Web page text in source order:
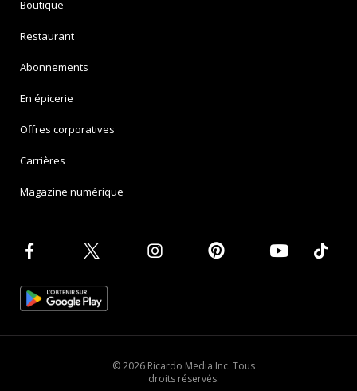
Boutique
Restaurant
Abonnements
En épicerie
Offres corporatives
Carrières
Magazine numérique
© 2026 Ricardo Media Inc. Tous
droits réservés.